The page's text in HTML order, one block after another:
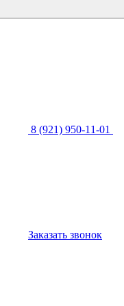
8 (921) 950-11-01
Заказать звонок